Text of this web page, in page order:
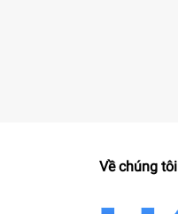
Về chúng tôi